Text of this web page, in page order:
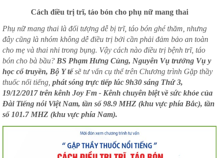
Cách điều trị trĩ, táo bón cho phụ nữ mang thai
Phụ nữ mang thai là đối tượng dễ bị trĩ, táo bón ghé thăm, nhưng
đây cũng là nhóm không dễ điều trị bởi cần phải đảm bảo an toàn
cho mẹ và thai nhi trong bụng. Vậy cách nào điều trị bệnh trĩ, táo
bón cho bà bầu? BS Phạm Hưng Củng, Nguyên Vụ trưởng Vụ y
học cổ truyền, Bộ Y tếsẽ tư vấn cụ thể trên Chương trình Gặp thầy
thuốc nổi tiếng, phát sóng trực tiếp lúc 9h30 sáng Thứ 3,
19/12/2017 trên kênh Joy Fm - Kênh chuyên biệt về sức khỏe của
Đài Tiếng nói Việt Nam, tần số 98.9 MHZ (khu vực phía Bắc), tần
số 101.7 MHZ (khu vực phía Nam).